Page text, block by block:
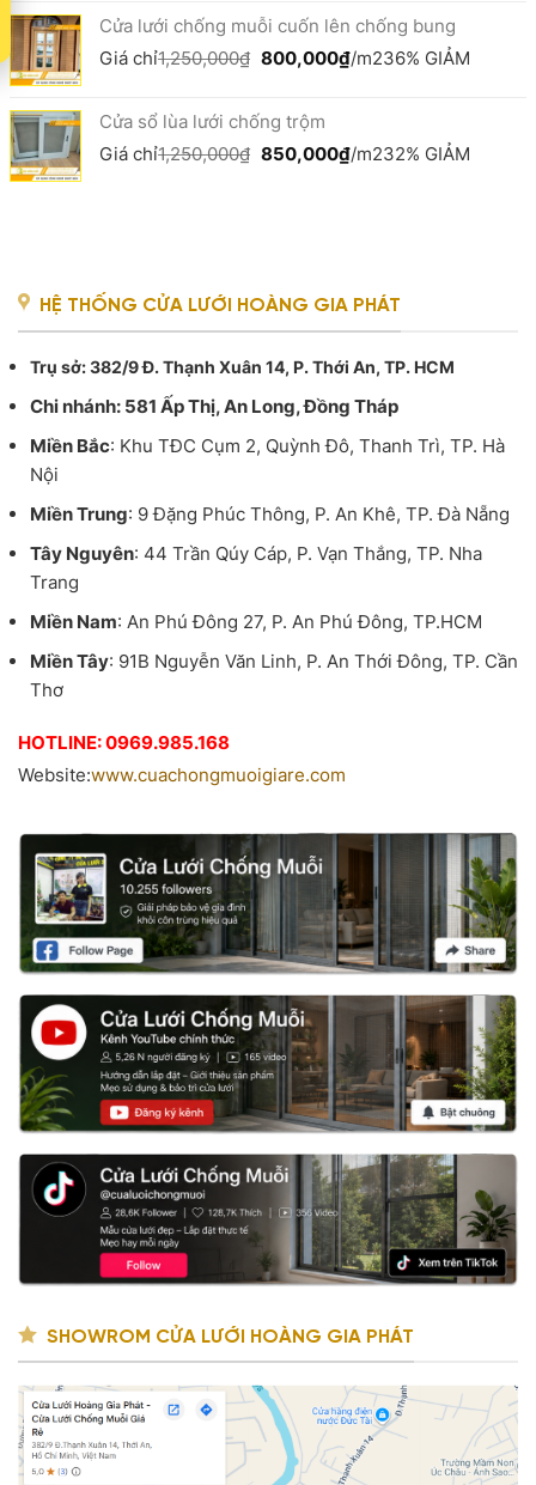
1,650,000₫.là:
1,100,000₫.
Cửa lưới chống muỗi cuốn lên chống bung
Giá chỉ1,250,000₫ Giá
1,250,000₫.
800,000₫Giá
800,000₫.
/m236% GIẢM
Cửa sổ lùa lưới chống trộm
Giá chỉ1,250,000₫ Giá
850,000₫Giá
/m232% GIẢM
HỆ THỐNG CỬA LƯỚI HOÀNG GIA PHÁT
Trụ sở: 382/9 Đ. Thạnh Xuân 14, P. Thới An, TP. HCM
Chi nhánh: 581 Ấp Thị, An Long, Đồng Tháp
Miền Bắc: Khu TĐC Cụm 2, Quỳnh Đô, Thanh Trì, TP. Hà
Nội
Miền Trung: 9 Đặng Phúc Thông, P. An Khê, TP. Đà Nẵng
Tây Nguyên: 44 Trần Qúy Cáp, P. Vạn Thắng, TP. Nha
Trang
Miền Nam: An Phú Đông 27, P. An Phú Đông, TP.HCM
Miền Tây: 91B Nguyễn Văn Linh, P. An Thới Đông, TP. Cần
Thơ
HOTLINE: 0969.985.168
Website:www.cuachongmuoigiare.com
SHOWROM CỬA LƯỚI HOÀNG GIA PHÁT